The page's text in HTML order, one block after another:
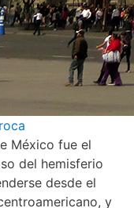
México fue el
del hemisferio
desde el
y